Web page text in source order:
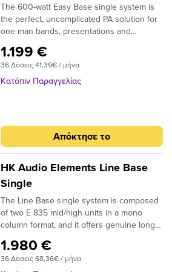
The 600-watt Easy Base single system is
the perfect, uncomplicated PA solution for
one man bands, presentations and
conference rooms and small clubs. It is
made up of the lightest ELEMENTS
components available, and the two E 435
designScalable and flexible to expand into
an Easy Base Twin stereo setupPractically
cable-freeLightweight and compact5-year
HK Audio warrantyProduct Class:
ElementsPower-handling nominal (RMS):
150 WNominal impedance: 16
ohmsSensitivity 1W/1m: 97 dB, all
measurements taken under half-space
conditionsFrequency response -10 dB: 140
filterSpeaker: 4x 3,5" wideband
speakersDirectivity: 70°
1.199 €
36 Δόσεις 41,39€ / μήνα
Κατόπιν Παραγγελίας
Απόκτησε το
HK Audio Elements Line Base
Single
The Line Base single system is composed
of two E 835 mid/high units in a mono
column format, and it offers genuine long-
bigger indoor venues and open air
concerts too. If more bass is required, the
1.980 €
36 Δόσεις 68,36€ / μήνα